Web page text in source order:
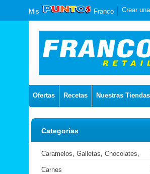
Mis Franco Crear
Ofertas Recetas Nuestras Tiendas
Categorías
Caramelos, Galletas, Chocolates,
Carnes